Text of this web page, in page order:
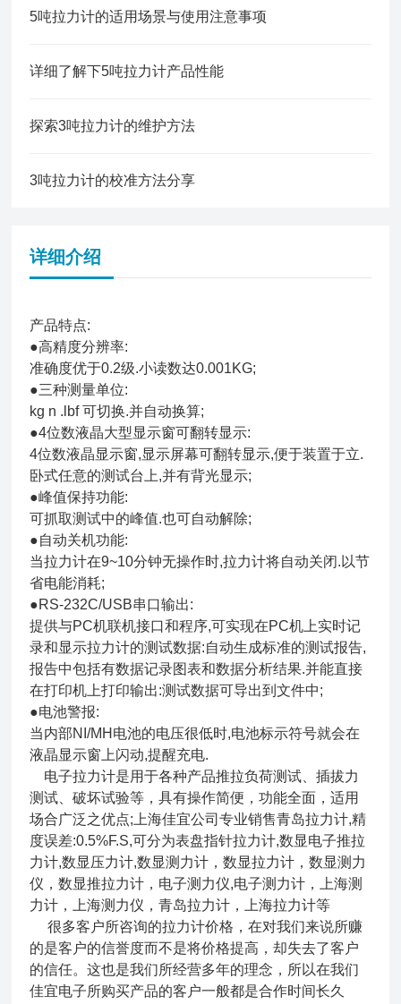
5吨拉力计的适用场景与使用注意事项
详细了解下5吨拉力计产品性能
探索3吨拉力计的维护方法
3吨拉力计的校准方法分享
详细介绍
产品特点:
●高精度分辨率:
准确度优于0.2级.小读数达0.001KG;
●三种测量单位:
kg n .lbf 可切换.并自动换算;
●4位数液晶大型显示窗可翻转显示:
4位数液晶显示窗,显示屏幕可翻转显示,便于装置于立.
卧式任意的测试台上,并有背光显示;
●峰值保持功能:
可抓取测试中的峰值.也可自动解除;
●自动关机功能:
当拉力计在9~10分钟无操作时,拉力计将自动关闭.以节
省电能消耗;
●RS-232C/USB串口输出:
提供与PC机联机接口和程序,可实现在PC机上实时记
录和显示拉力计的测试数据:自动生成标准的测试报告,
报告中包括有数据记录图表和数据分析结果.并能直接
在打印机上打印输出:测试数据可导出到文件中;
●电池警报:
当内部NI/MH电池的电压很低时,电池标示符号就会在
液晶显示窗上闪动,提醒充电.
电子拉力计是用于各种产品推拉负荷测试、插拔力
测试、破坏试验等，具有操作简便，功能全面，适用
场合广泛之优点;上海佳宜公司专业销售青岛拉力计,精
度误差:0.5%F.S,可分为表盘指针拉力计,数显电子推拉
力计,数显压力计,数显测力计，数显拉力计，数显测力
仪，数显推拉力计，电子测力仪,电子测力计，上海测
力计，上海测力仪，青岛拉力计，上海拉力计等
很多客户所咨询的拉力计价格，在对我们来说所赚
的是客户的信誉度而不是将价格提高，却失去了客户
的信任。这也是我们所经营多年的理念，所以在我们
佳宜电子所购买产品的客户一般都是合作时间长久